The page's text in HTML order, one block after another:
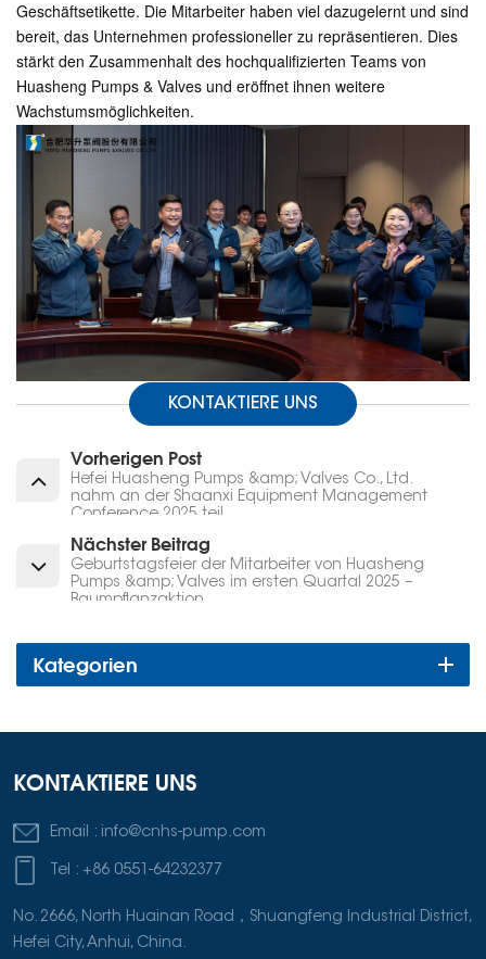
Geschäftsetikette. Die Mitarbeiter haben viel dazugelernt und sind
bereit, das Unternehmen professioneller zu repräsentieren. Dies
stärkt den Zusammenhalt des hochqualifizierten Teams von
Huasheng Pumps & Valves und eröffnet ihnen weitere
Wachstumsmöglichkeiten.
KONTAKTIERE UNS
Vorherigen Post
Hefei Huasheng Pumps &amp; Valves Co., Ltd.
nahm an der Shaanxi Equipment Management
Conference 2025 teil
Nächster Beitrag
Geburtstagsfeier der Mitarbeiter von Huasheng
Pumps &amp; Valves im ersten Quartal 2025 –
Baumpflanzaktion
Kategorien
KONTAKTIERE UNS
Email : info@cnhs-pump.com
Tel : +86 0551-64232377
No. 2666, North Huainan Road，Shuangfeng Industrial District,
Hefei City, Anhui, China.